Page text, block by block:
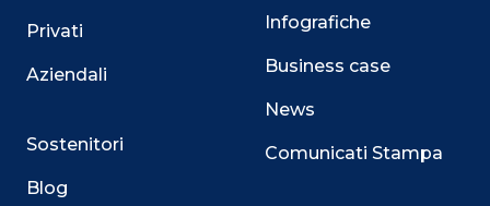
Privati
Aziendali
Sostenitori
Blog
Infografiche
Business case
News
Comunicati Stampa